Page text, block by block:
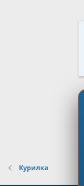
Курилка